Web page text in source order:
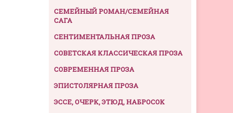
СЕМЕЙНЫЙ РОМАН/СЕМЕЙНАЯ
САГА
СЕНТИМЕНТАЛЬНАЯ ПРОЗА
СОВЕТСКАЯ КЛАССИЧЕСКАЯ ПРОЗА
СОВРЕМЕННАЯ ПРОЗА
ЭПИСТОЛЯРНАЯ ПРОЗА
ЭССЕ, ОЧЕРК, ЭТЮД, НАБРОСОК